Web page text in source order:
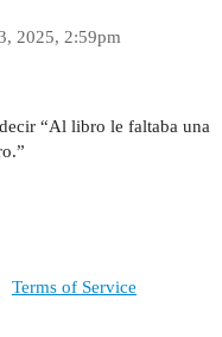
2025, 2:59pm
“Al libro le faltaba una
Terms of Service